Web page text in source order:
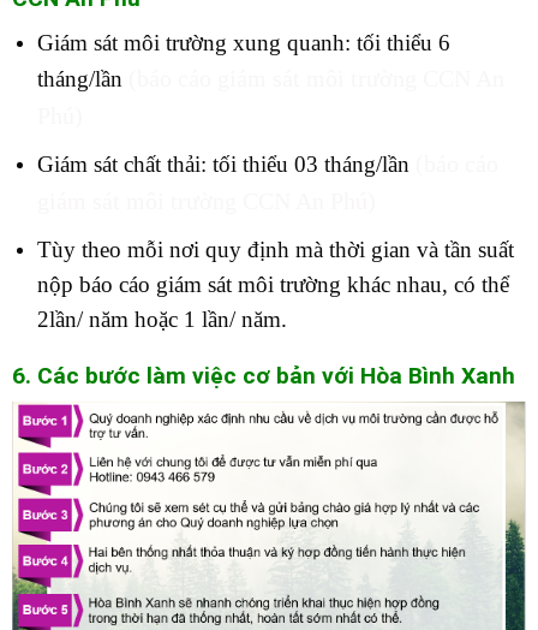
Giám sát môi trường xung quanh: tối thiểu 6
tháng/lần
Giám sát chất thải: tối thiểu 03 tháng/lần
Tùy theo mỗi nơi quy định mà thời gian và tần suất
nộp báo cáo giám sát môi trường khác nhau, có thể
2lần/ năm hoặc 1 lần/ năm.
6. Các bước làm việc cơ bản với Hòa Bình Xanh